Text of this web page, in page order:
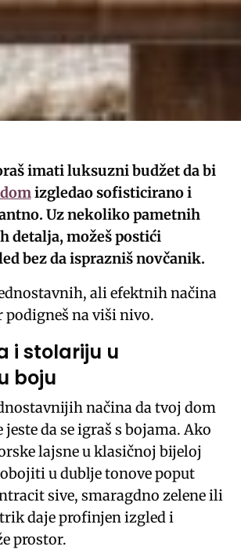
imati luksuzni budžet da bi
domizgledao sofisticirano i
Uz nekoliko pametnih
detalja, možeš postići
bez da isprazniš novčanik.
ali efektnih načina
podigneš na viši nivo.
i stolariju u
boju
načina da tvoj dom
da se igraš s bojama. Ako
lajsne u klasičnoj bijeloj
u dublje tonove poput
sive, smaragdno zelene ili
daje profinjen izgled i
prostor.